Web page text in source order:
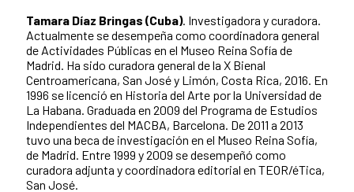
Tamara Díaz Bringas (Cuba). Investigadora y curadora.
Actualmente se desempeña como coordinadora general
de Actividades Públicas en el Museo Reina Sofía de
Madrid. Ha sido curadora general de la X Bienal
Centroamericana, San José y Limón, Costa Rica, 2016. En
1996 se licenció en Historia del Arte por la Universidad de
La Habana. Graduada en 2009 del Programa de Estudios
Independientes del MACBA, Barcelona. De 2011 a 2013
tuvo una beca de investigación en el Museo Reina Sofía,
de Madrid. Entre 1999 y 2009 se desempeñó como
curadora adjunta y coordinadora editorial en TEOR/éTica,
San José.